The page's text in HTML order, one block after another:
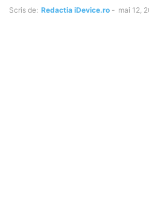
Scris de: Redactia iDevice.ro - mai 12,